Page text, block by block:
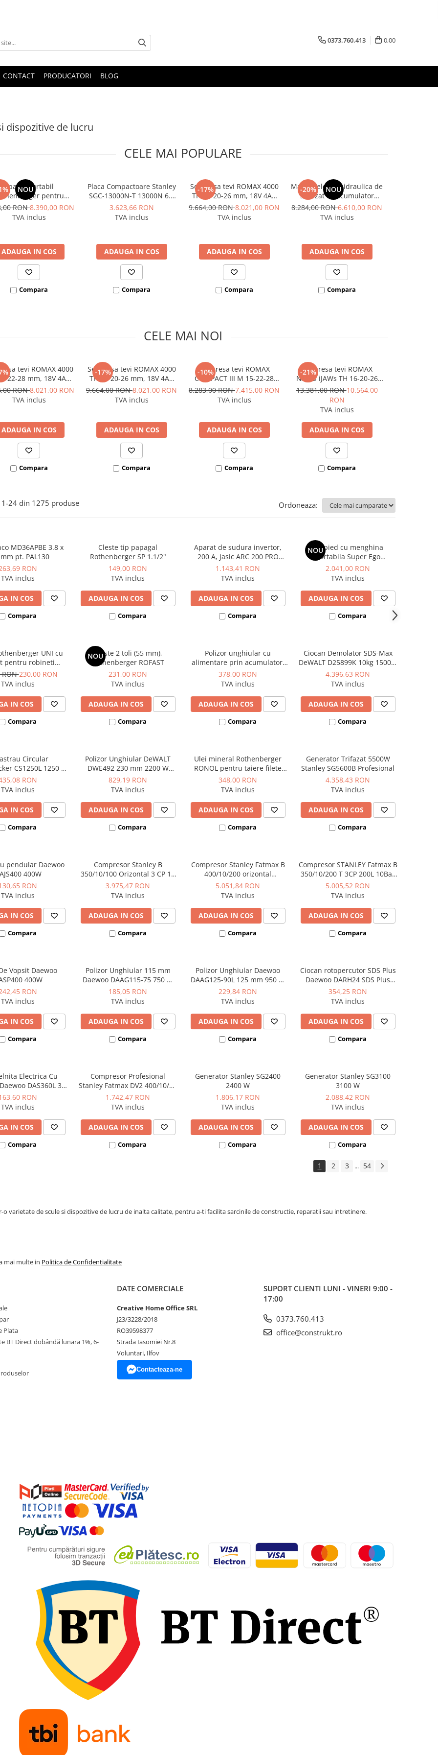
0373.760.413 0,00
CONTACT PRODUCATORI BLOG
dispozitive de lucru
CELE MAI POPULARE
NOU
Aparat portabil
pentru
de prindere la tevi,
ROGROOVER pentru
RON8.390,00 RON
TVA inclus
ADAUGA IN COS
Compara
Placa Compactoare Stanley
SGC-13000N-T 13000N 6.5
CP 196cc
3.623,66 RON
TVA inclus
ADAUGA IN COS
Compara
-17%
Set presa tevi ROMAX 4000
TH 16-20-26 mm, 18V 4Ah
EU
9.664,00 RON8.021,00 RON
TVA inclus
ADAUGA IN COS
Compara
-20% NOU
Masina electrohidraulica de
sertizat cu acumulator
Rothenberger ROMAX 4000
8.284,00 RON6.610,00 RON
TVA inclus
ADAUGA IN COS
Compara
CELE MAI NOI
tevi ROMAX 4000
22-28 mm, 18V 4Ah
EU
RON8.021,00 RON
TVA inclus
ADAUGA IN COS
Compara
-17%
Set presa tevi ROMAX 4000
TH 16-20-26 mm, 18V 4Ah
EU
9.664,00 RON8.021,00 RON
TVA inclus
ADAUGA IN COS
Compara
-10%
Set presa tevi ROMAX
COMPACT III M 15-22-28
mm, 18V 2Ah EU AMPShare
8.283,00 RON7.415,00 RON
TVA inclus
ADAUGA IN COS
Compara
-21%
Set presa tevi ROMAX
NANO iJAWs TH 16-20-26
mm, 18V 2Ah CAS
13.381,00 RON10.564,00
RON
TVA inclus
ADAUGA IN COS
Compara
1-24 din 1275 produse Ordoneaza:
MD36APBE 3.8 x
pt. PAL130
RON
TVA inclus
IN COS
Compara
Cleste tip papagal
Rothenberger SP 1.1/2"
149,00 RON
TVA inclus
ADAUGA IN COS
Compara
Aparat de sudura invertor,
200 A, Jasic ARC 200 PRO
(Z209)
1.143,41 RON
TVA inclus
ADAUGA IN COS
Compara
NOU
Trepied cu menghina
portabila Super Ego
Rothenberger
2.041,00 RON
TVA inclus
ADAUGA IN COS
Compara
UNI cu
pentru robineti
si fitinguri de
legatura
RON230,00 RON
TVA inclus
IN COS
Compara
NOU
Cleste 2 toli (55 mm),
Rothenberger ROFAST
231,00 RON
TVA inclus
ADAUGA IN COS
Compara
Polizor unghiular cu
alimentare prin acumulator,
fara acumulator inclus,
Hyundai model HY-AG 180-125
378,00 RON
TVA inclus
ADAUGA IN COS
Compara
Ciocan Demolator SDS-Max
DeWALT D25899K 10kg 1500W
17.9J
4.396,63 RON
TVA inclus
ADAUGA IN COS
Compara
Circular
CS1250L 1250 W
mm 66 mm
RON
TVA inclus
IN COS
Compara
Polizor Unghiular DeWALT
DWE492 230 mm 2200 W
6.500 rpm
829,19 RON
TVA inclus
ADAUGA IN COS
Compara
Ulei mineral Rothenberger
RONOL pentru taiere filete
bidon 5 litri
348,00 RON
TVA inclus
ADAUGA IN COS
Compara
Generator Trifazat 5500W
Stanley SG5600B Profesional
4.358,43 RON
TVA inclus
ADAUGA IN COS
Compara
pendular Daewoo
400W
RON
TVA inclus
IN COS
Compara
Compresor Stanley B
350/10/100 Orizontal 3 CP 10
bar 330 L/min
3.975,47 RON
TVA inclus
ADAUGA IN COS
Compara
Compresor Stanley Fatmax B
400/10/200 orizontal
profesional 3CP 10Bar
390L/min
5.051,84 RON
TVA inclus
ADAUGA IN COS
Compara
Compresor STANLEY Fatmax B
350/10/200 T 3CP 200L 10Bar
330L/min
5.005,52 RON
TVA inclus
ADAUGA IN COS
Compara
Vopsit Daewoo
400W
RON
TVA inclus
IN COS
Compara
Polizor Unghiular 115 mm
Daewoo DAAG115-75 750 W
11.000 rpm
185,05 RON
TVA inclus
ADAUGA IN COS
Compara
Polizor Unghiular Daewoo
DAAG125-90L 125 mm 950 W
12.000 rpm
229,84 RON
TVA inclus
ADAUGA IN COS
Compara
Ciocan rotopercutor SDS Plus
Daewoo DARH24 SDS Plus
1050W 24mm
354,25 RON
TVA inclus
ADAUGA IN COS
Compara
Electrica Cu
DAS360L 3.6
VRON
TVA inclus
IN COS
Compara
Compresor Profesional
Stanley Fatmax DV2 400/10/50
Orizontal 3CP 10 bar 356L/min
1.742,47 RON
TVA inclus
ADAUGA IN COS
Compara
Generator Stanley SG2400
2400 W
1.806,17 RON
TVA inclus
ADAUGA IN COS
Compara
Generator Stanley SG3100
3100 W
2.088,42 RON
TVA inclus
ADAUGA IN COS
Compara
1 2 3 ... 54
o varietate de scule si dispozitive de lucru de inalta calitate, pentru a-ti facilita sarcinile de constructie, reparatii sau intretinere.
mai multe in Politica de Confidentialitate
Plata
BT Direct dobândă lunara 1%, 6-
DATE COMERCIALE
Creative Home Office SRL
J23/3228/2018
RO39598377
Strada Iasomiei Nr.8
Voluntari, Ilfov
Contacteaza-ne
SUPORT CLIENTI LUNI - VINERI 9:00 -
17:00
0373.760.413
office@construkt.ro